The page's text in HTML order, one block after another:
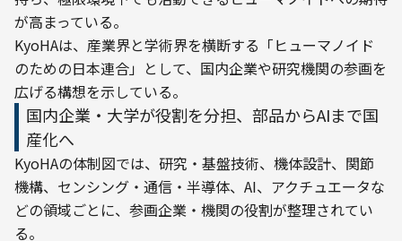
が高まっている。
KyoHAは、産業界と学術界を横断する「ヒューマノイド
のための日本連合」として、国内企業や研究機関の参画を
広げる構想を示している。
国内企業・大学が役割を分担、部品からAIまで国
産化へ
KyoHAの体制図では、研究・基盤技術、機体設計、関節
機構、センシング・通信・半導体、AI、アクチュエータな
どの領域ごとに、参画企業・機関の役割が整理されてい
る。